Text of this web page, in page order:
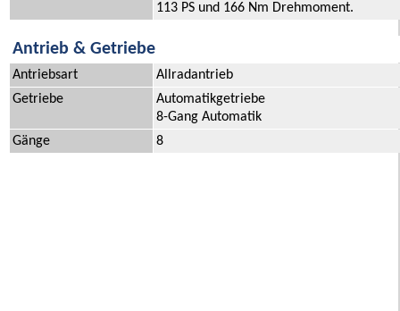
113 PS und 166 Nm Drehmoment.
Antrieb & Getriebe
Antriebsart
Allradantrieb
Getriebe
Automatikgetriebe
8-Gang Automatik
Gänge
8